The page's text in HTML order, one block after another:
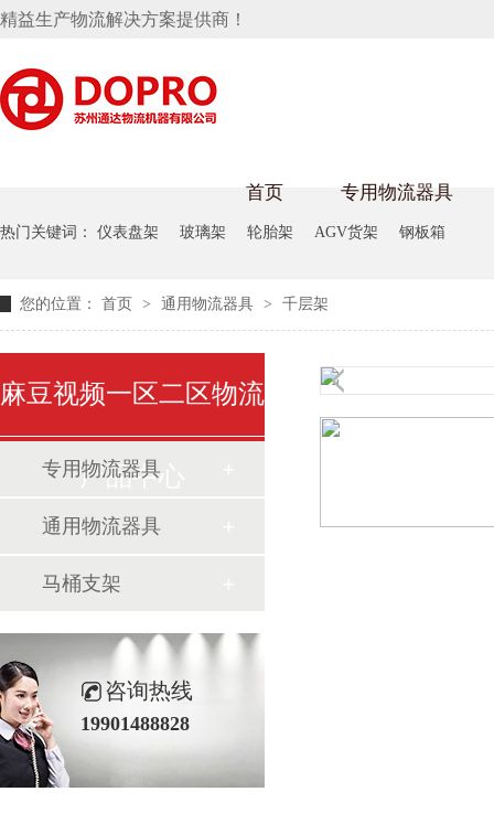
精益生产物流解决方案提供商！
首页 专用物流器具
麻豆天美在线观看架
胎架
冲压件料架
仪表盘料架
挂料架
丝车/纺
手推车 乌龟车
网箱
气瓶料架
藏式马桶水箱支架
汽车行业
化纤纺
卫浴行业
热门关键词： 仪表盘架 玻璃架 轮胎架 AGV货架 钢板箱
您的位置： 首页 > 通用物流器具 > 千层架
麻豆视频一区二区物流
产品中心
专用物流器具
通用物流器具
马桶支架
咨询热线
19901488828